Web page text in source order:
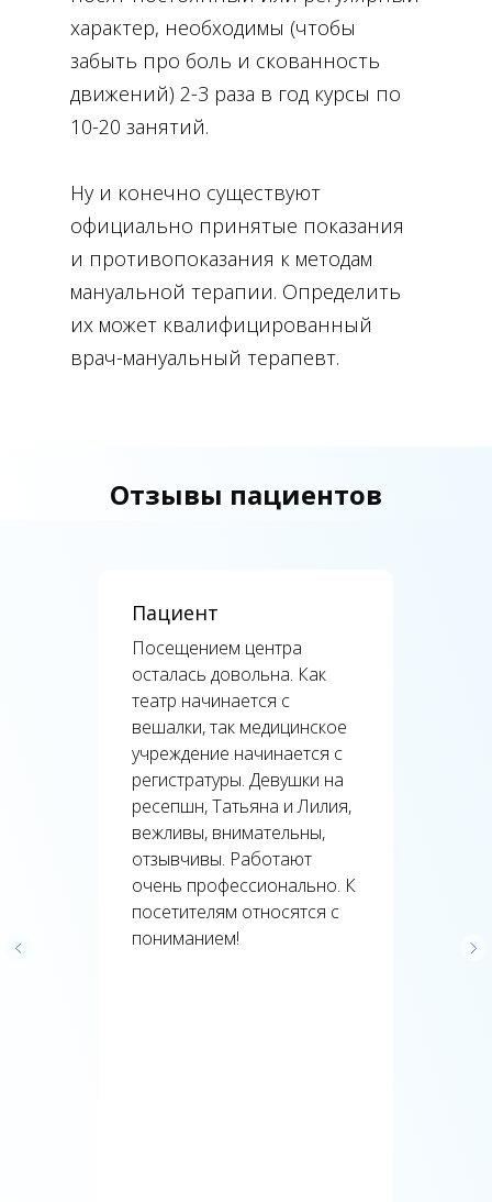
характер, необходимы (чтобы
забыть про боль и скованность
движений) 2-3 раза в год курсы по
10-20 занятий.
Ну и конечно существуют
официально принятые показания
и противопоказания к методам
мануальной терапии. Определить
их может квалифицированный
врач-мануальный терапевт.
Отзывы пациентов
Пациент
Посещением центра
осталась довольна. Как
театр начинается с
вешалки, так медицинское
учреждение начинается с
регистратуры. Девушки на
ресепшн, Татьяна и Лилия,
вежливы, внимательны,
отзывчивы. Работают
очень профессионально. К
посетителям относятся с
пониманием!